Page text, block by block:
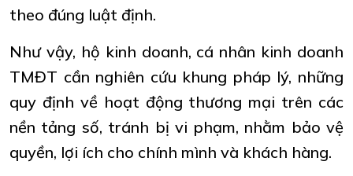
theo đúng luật định.
Như vậy, hộ kinh doanh, cá nhân kinh doanh
TMĐT cần nghiên cứu khung pháp lý, những
quy định về hoạt động thương mại trên các
nền tảng số, tránh bị vi phạm, nhằm bảo vệ
quyền, lợi ích cho chính mình và khách hàng.